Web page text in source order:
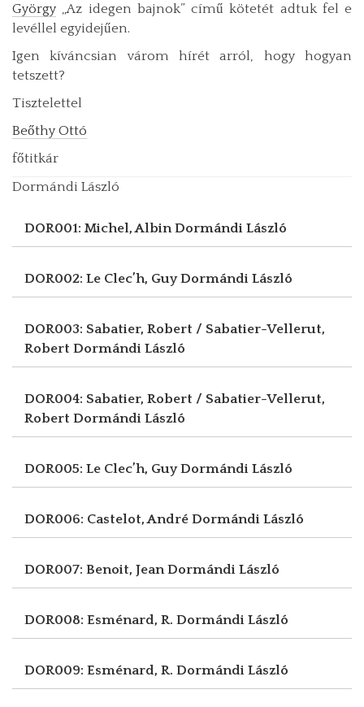
György „Az idegen bajnok” című kötetét adtuk fel e
levéllel egyidejűen.
Igen kíváncsian várom hírét arról, hogy hogyan
tetszett?
Tisztelettel
Beőthy Ottó
főtitkár
Dormándi László
DOR001: Michel, AlbinDormándi László
DOR002: Le Clec’h, GuyDormándi László
DOR003: Sabatier, Robert / Sabatier-Vellerut,
Robert Dormándi László
DOR004: Sabatier, Robert / Sabatier-Vellerut,
Robert Dormándi László
DOR005: Le Clec’h, GuyDormándi László
DOR006: Castelot, André Dormándi László
DOR007: Benoit, JeanDormándi László
DOR008: Esménard, R. Dormándi László
DOR009: Esménard, R. Dormándi László